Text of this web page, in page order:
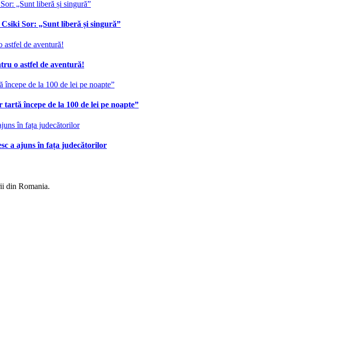
Sor: „Sunt liberă și singură”
o astfel de aventură!
începe de la 100 de lei pe noapte”
a ajuns în fața judecătorilor
din Romania.